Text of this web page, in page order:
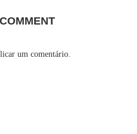
um comentário.